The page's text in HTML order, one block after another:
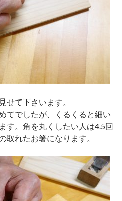
せて下さいます。
てでしたが、くるくると細い
す。角を丸くしたい人は4.5回
取れたお箸になります。